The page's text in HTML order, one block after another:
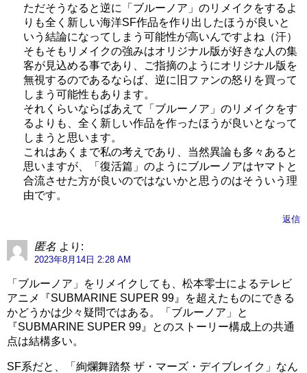
ただそうなると逆に「ブルーノア」のリメイクをするよ
りも全く新しい海洋SF作品を作り出したほうが良いと
いう結論になってしまう可能性が高いんですよね（汗）
そもそもリメイクの強みはオリジナル版が好きな人の集
客が見込める事であり、ご指摘のようにオリジナル版を
無視するのであるならば、逆に旧ファンの怒りを買って
しまう可能性もあります。
それくらいならばあえて「ブルーノア」のリメイクをす
るよりも、全く新しい作品を作ったほうが良いとなって
しまうと思います。
これはあくまで私の考えであり、当然異論も多々あると
思いますが、「復活篇」のようにブルーノアはヤマトと
合流させた方が良いのではないかと思うのはそういう理
由です。
返信
匿名 より:
2023年8月14日 2:28 AM
「ブルーノア」をリメイクしても、松本零士によるテレビ
アニメ『SUBMARINE SUPER 99』を超えたものにできる
かどうかは少々疑問ではある。「ブルーノア」と
『SUBMARINE SUPER 99』とのストーリー構成上の共通
点は結構多い。
SF系だと、「絢爛舞踏祭 ザ・マーズ・デイブレイク」なん